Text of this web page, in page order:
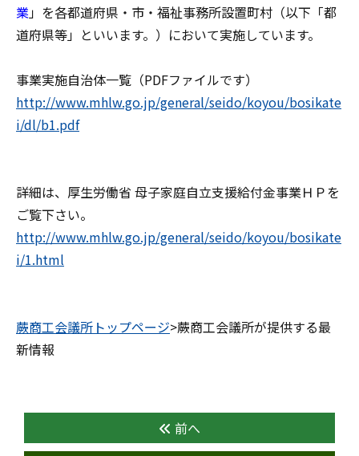
業」を各都道府県・市・福祉事務所設置町村（以下「都
道府県等」といいます。）において実施しています。
事業実施自治体一覧（PDFファイルです）
http://www.mhlw.go.jp/general/seido/koyou/bosikate
i/dl/b1.pdf
詳細は、厚生労働省 母子家庭自立支援給付金事業ＨＰを
ご覧下さい。
http://www.mhlw.go.jp/general/seido/koyou/bosikate
i/1.html
蕨商工会議所トップページ>蕨商工会議所が提供する最
新情報
前へ